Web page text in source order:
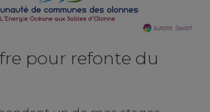
pour refonte du